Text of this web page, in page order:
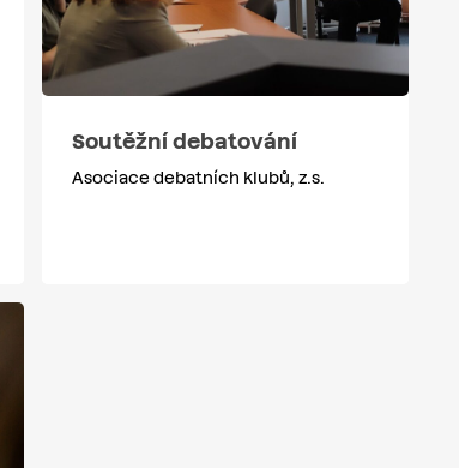
Soutěžní debatování
Asociace debatních klubů, z.s.